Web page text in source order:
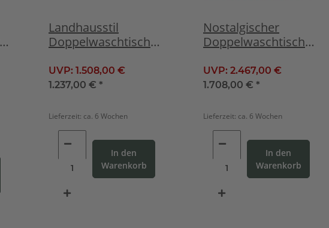
Landhausstil
Doppelwaschtisch
cremeweiß
UVP: 1.508,00 €
1.237,00 € *
Lieferzeit: ca. 6 Wochen
In den
Warenkorb
Nostalgischer
Doppelwaschtisch
UVP: 2.467,00 €
1.708,00 € *
Lieferzeit: ca. 6 Wochen
In den
Warenkorb